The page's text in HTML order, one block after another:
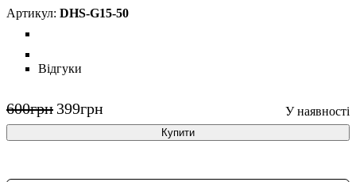
DHS-G15-50
Відгуки
600грн 399грн
Купити